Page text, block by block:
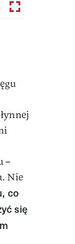
–
Nie
co
się